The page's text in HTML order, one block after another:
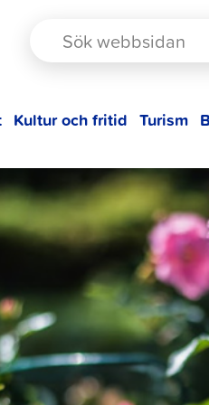
Kultur och fritid Turism